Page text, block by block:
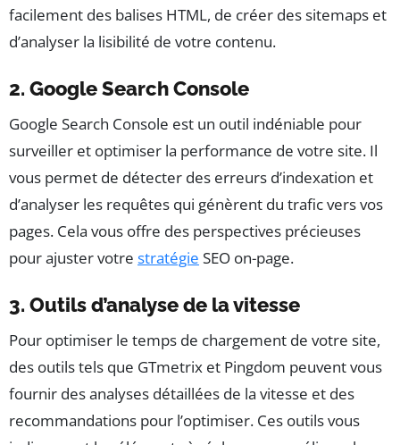
facilement des balises HTML, de créer des sitemaps et
d’analyser la lisibilité de votre contenu.
2. Google Search Console
Google Search Console est un outil indéniable pour
surveiller et optimiser la performance de votre site. Il
vous permet de détecter des erreurs d’indexation et
d’analyser les requêtes qui génèrent du trafic vers vos
pages. Cela vous offre des perspectives précieuses
pour ajuster votre stratégie SEO on-page.
3. Outils d’analyse de la vitesse
Pour optimiser le temps de chargement de votre site,
des outils tels que GTmetrix et Pingdom peuvent vous
fournir des analyses détaillées de la vitesse et des
recommandations pour l’optimiser. Ces outils vous